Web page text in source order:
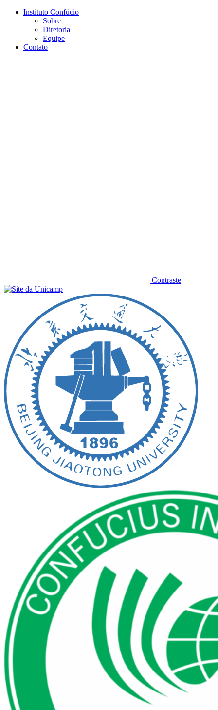
Conteúdo principal Menu principal
Instituto Confúcio
Sobre
Diretoria
Equipe
Contato
Contraste